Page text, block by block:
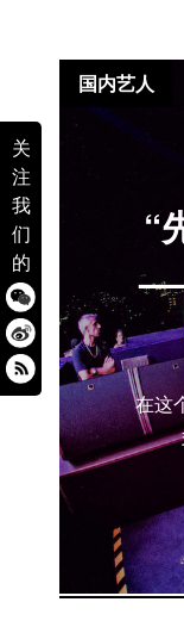
关
注
我
们
的
“
在这
国内艺人